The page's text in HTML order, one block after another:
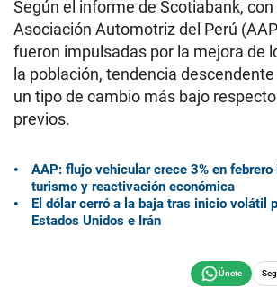
Según el informe de Scotiabank,
Asociación Automotriz del Perú
fueron impulsadas por la mejora de
la población, tendencia
un tipo de cambio más bajo
previos.
AAP: flujo vehicular crece 3% en
turismo y reactivación económica
El dólar cerró a la baja tras inicio volátil
Estados Unidos e Irán